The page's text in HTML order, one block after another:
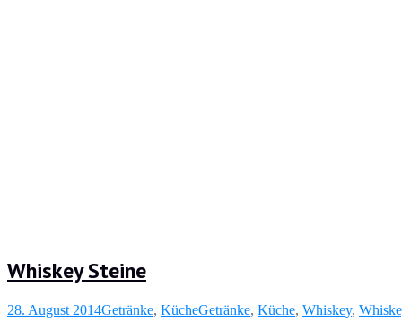
Whiskey Steine
28. August 2014Getränke, KücheGetränke, Küche, Whiskey,